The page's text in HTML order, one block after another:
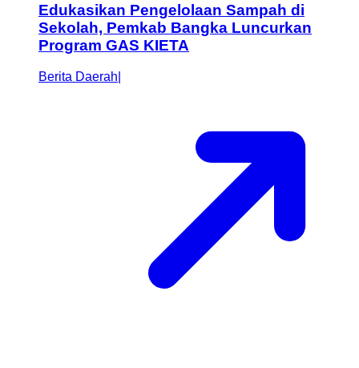
Edukasikan Pengelolaan Sampah di
Sekolah, Pemkab Bangka Luncurkan
Program GAS KIETA
Berita Daerah